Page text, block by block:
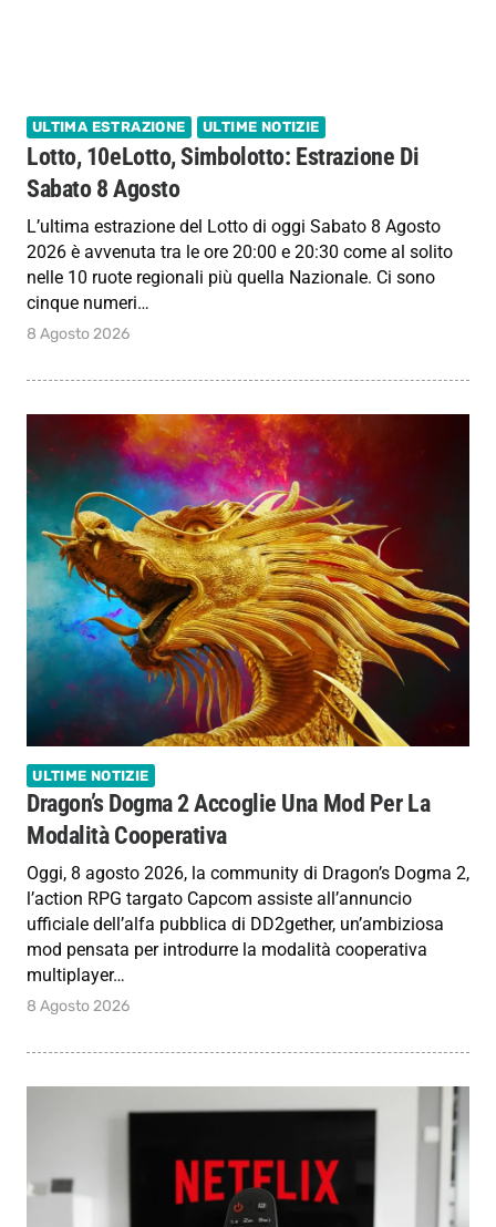
ULTIMA ESTRAZIONE ULTIME NOTIZIE
Lotto, 10eLotto, Simbolotto: Estrazione Di
Sabato 8 Agosto
L’ultima estrazione del Lotto di oggi Sabato 8 Agosto
2026 è avvenuta tra le ore 20:00 e 20:30 come al solito
nelle 10 ruote regionali più quella Nazionale. Ci sono
cinque numeri…
8 Agosto 2026
ULTIME NOTIZIE
Dragon’s Dogma 2 Accoglie Una Mod Per La
Modalità Cooperativa
Oggi, 8 agosto 2026, la community di Dragon’s Dogma 2,
l’action RPG targato Capcom assiste all’annuncio
ufficiale dell’alfa pubblica di DD2gether, un’ambiziosa
mod pensata per introdurre la modalità cooperativa
multiplayer…
8 Agosto 2026